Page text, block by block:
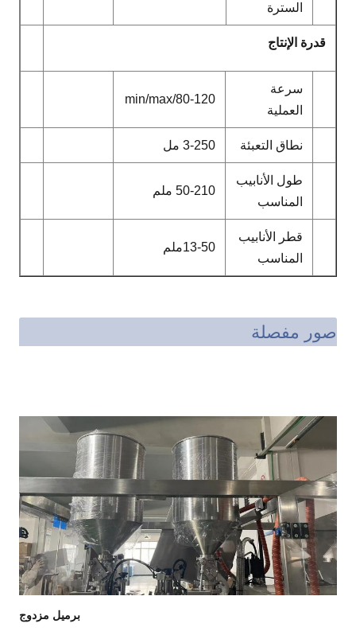
السترة
قدرة الإنتاج
سرعة
العملية
80-120/min/max
نطاق التعبئة 3-250 مل
طول الأنابيب
المناسب
50-210 ملم
قطر الأنابيب
المناسب
13-50ملم
صور مفصلة
برميل مزدوج